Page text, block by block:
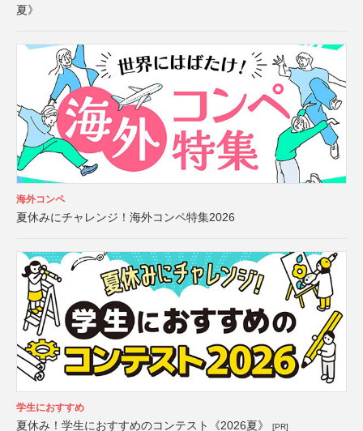
夏》
海外コンペ
夏休みにチャレンジ！海外コンペ特集2026
学生におすすめ
夏休み！学生におすすめのコンテスト《2026夏》 [PR]